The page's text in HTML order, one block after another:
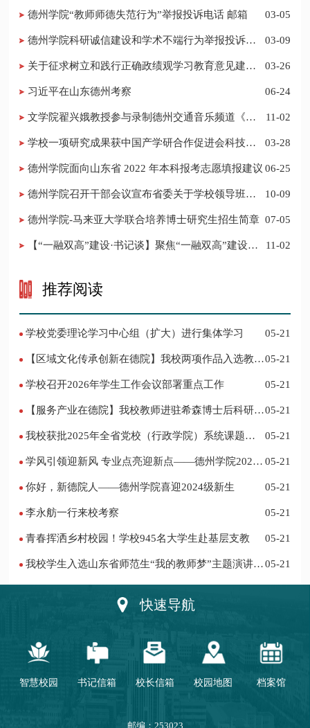
德州学院“教师师德失范行为”举报投诉电话 邮箱 03-05
德州学院科研诚信建设和学术不端行为举报投诉电
03-09
03-26
习近平在山东德州考察 06-24
​文学院翟兴娥教授参与录制德州交通音乐频道《科
11-02
学校一项研究成果获中国产学研合作促进会科技创
03-28
德州学院面向山东省 2022 年本科报考志愿填报建议 06-25
​德州学院召开干部会议宣布省委关于学校领导班子
10-09
德州学院-马来亚大学联合培养博士研究生招生简章 07-05
11-02
推荐阅读
学校党委理论学习中心组（扩大）进行集体学习 05-21
05-21
学校召开2026年学生工作会议部署重点工作 05-21
05-21
我校获批2025年全省党校（行政学院）系统课题立
05-21
学风引领迎新风 专业点亮迎新点——德州学院2024
05-21
你好，新德院人——德州学院喜迎2024级新生 05-21
李永舫一行来校考察 05-21
青春挥洒乡村校园！学校945名大学生赴基层支教 05-21
我校学生入选山东省师范生“我的教师梦”主题演讲活
05-21
快速导航
智慧校园 书记信箱 校长信箱 校园地图 档案馆
邮编：253023